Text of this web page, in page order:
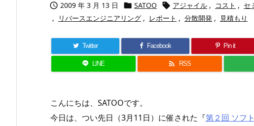
 2009 年 3 月 13 日  SATOO  アジャイル , コスト , セ
,
リバースエンジニアリング , レポート , 分散開発 , 見積もり
Twitter Facebook Pin it
LINE  RSS
こんにちは、SATOOです。
今日は、つい先日（3月11日）に催された『第２回 ソフ